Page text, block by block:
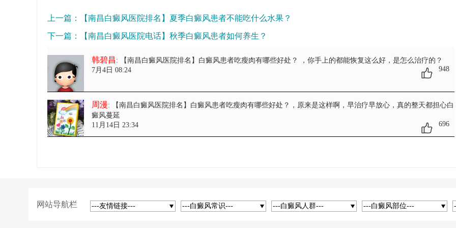
上一篇： 【南昌白癜风医院排名】夏季白癜风患者不能吃什么水果？
下一篇： 【南昌白癜风医院电话】秋季白癜风患者如何养生？
韩碧昌 : 【南昌白癜风医院排名】白癜风患者吃瘦肉有哪些好处？
，你手上的都能恢复这么好，是怎么治疗的？
7月4日 08:24
948
周漫: 【南昌白癜风医院排名】白癜风患者吃瘦肉有哪些好处？ ，原来是这样啊，早治疗早放心，真的整天都担心白
癜风蔓延
11月14日 23:34
696
网站导航栏 ---友情链接--- ---白癜风常识--- ---白癜风人群--- ---白癜风部位---